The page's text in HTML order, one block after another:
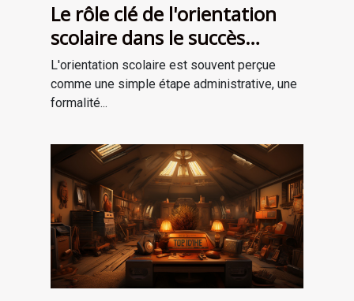
Le rôle clé de l'orientation
scolaire dans le succès
professionnel
L'orientation scolaire est souvent perçue
comme une simple étape administrative, une
formalité...